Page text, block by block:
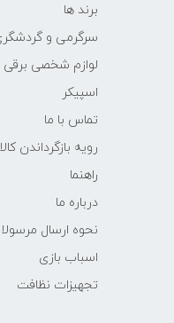
برند ها
سرگرمی و
لوازم شخصی برقی
اسپیکر
تماس با ما
رویه بازگرداندن کالا
راهنما
درباره ما
نحوه ارسال
اسباب بازی
تجهیزات نظافت